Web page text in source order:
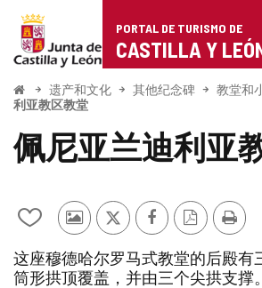
Portal
de
Turismo
de
Castilla
León
PORTAL DE TURISMO DE
CASTILLA Y
开
始
遗产和文化 其他纪念碑 教堂和
利亚教区教堂
佩尼亚兰迪利亚
从
的
笔
其
游
客
推
Facebook
PDF
本
打
这座穆德哈尔罗马式教堂的后殿有
筒形拱顶覆盖，并由三个尖拱支撑。